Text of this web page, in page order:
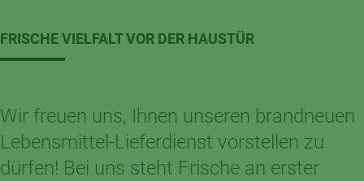
FRISCHE VIELFALT VOR DER HAUSTÜR
Wir freuen uns, Ihnen unseren brandneuen
Lebensmittel-Lieferdienst vorstellen zu
dürfen! Bei uns steht Frische an erster